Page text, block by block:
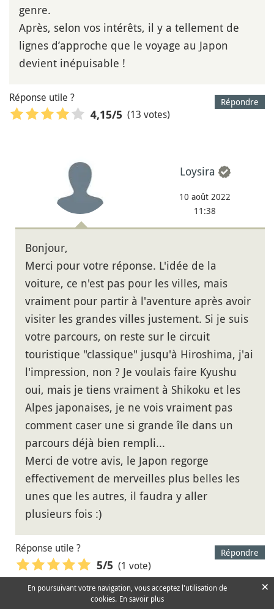
genre.
Après, selon vos intérêts, il y a tellement de
lignes d’approche que le voyage au Japon
devient inépuisable !
Répondre
Réponse utile ?
4,15/5 (13 votes)
Loysira
10 août 2022
11:38
Bonjour,
Merci pour votre réponse. L'idée de la
voiture, ce n'est pas pour les villes, mais
vraiment pour partir à l'aventure après avoir
visiter les grandes villes justement. Si je suis
votre parcours, on reste sur le circuit
touristique "classique" jusqu'à Hiroshima, j'ai
l'impression, non ? Je voulais faire Kyushu
oui, mais je tiens vraiment à Shikoku et les
Alpes japonaises, je ne vois vraiment pas
comment caser une si grande île dans un
parcours déjà bien rempli...
Merci de votre avis, le Japon regorge
effectivement de merveilles plus belles les
unes que les autres, il faudra y aller
plusieurs fois :)
Répondre
Réponse utile ?
5/5 (1 vote)
En poursuivant votre navigation, vous acceptez l'utilisation de
cookies. En savoir plus
×